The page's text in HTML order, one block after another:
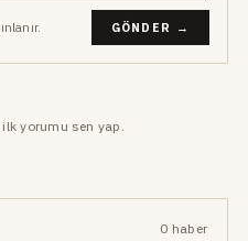
GÖNDER →
yorumu sen yap.
0 haber